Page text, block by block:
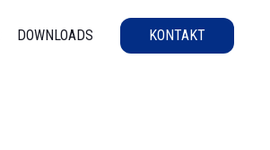
DOWNLOADS KONTAKT